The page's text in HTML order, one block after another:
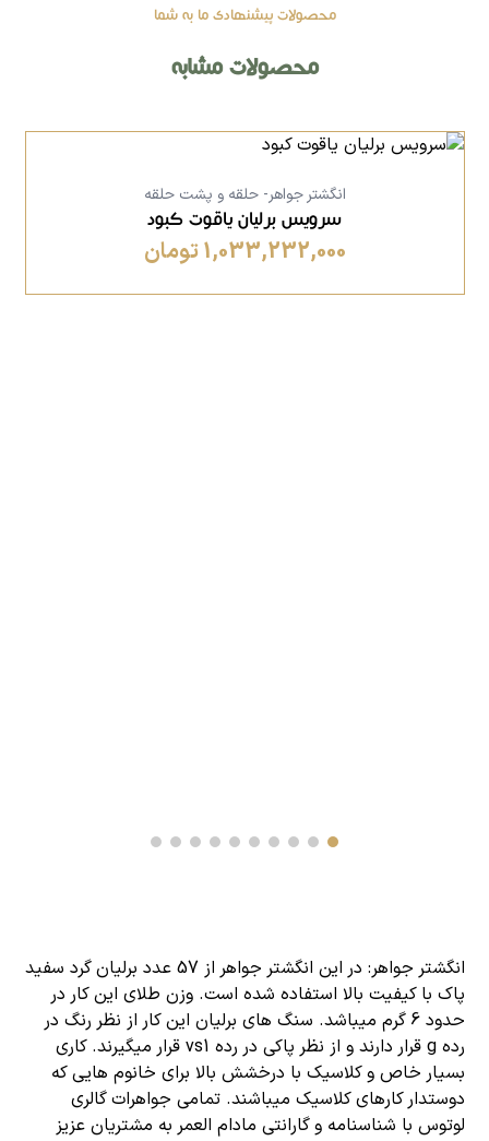
محصولات پیشنهادی ما به شما
محصولات مشابه
انگشتر جواهر- حلقه و پشت حلقه
سرویس برلیان یاقوت کبود
1,033,232,000 تومان
انگشتر جواهر
: در این انگشتر جواهر از 57 عدد برلیان گرد سفید
پاک با کیفیت بالا استفاده شده است. وزن طلای این کار در
حدود 6 گرم میباشد. سنگ های برلیان این کار از نظر رنگ در
رده g قرار دارند و از نظر پاکی در رده vs1 قرار میگیرند. کاری
بسیار خاص و کلاسیک با درخشش بالا برای خانوم هایی که
دوستدار کارهای کلاسیک میباشند. تمامی جواهرات گالری
لوتوس با شناسنامه و گارانتی مادام العمر به مشتریان عزیز